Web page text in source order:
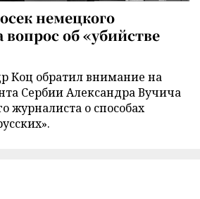
немецкого
вопрос об «убийстве
Коц обратил внимание на
Сербии Александра Вучича
журналиста о способах